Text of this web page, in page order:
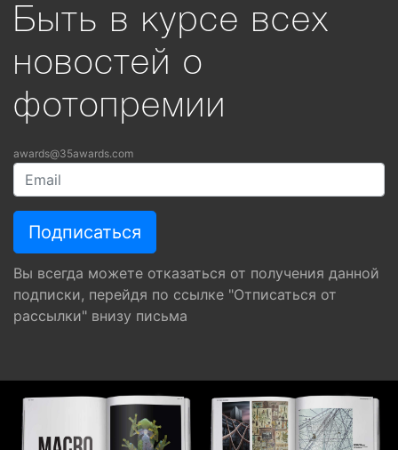
Быть в курсе всех
новостей о
фотопремии
awards@35awards.com
Вы всегда можете отказаться от получения данной
подписки, перейдя по ссылке "Отписаться от
рассылки" внизу письма